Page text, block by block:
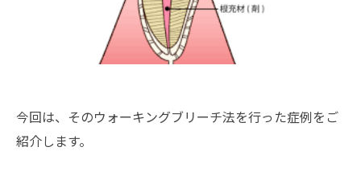
今回は、そのウォーキングブリーチ法を行った症例をご
紹介します。